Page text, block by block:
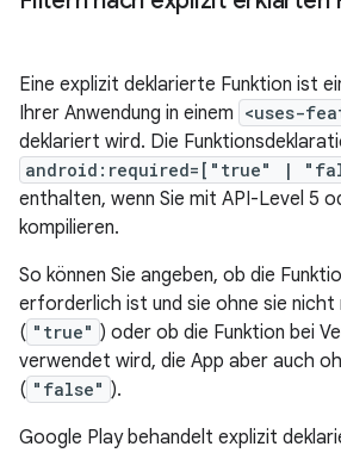
Eine explizit deklarierte Funktion ist
Ihrer Anwendung in einem <uses-
deklariert wird. Die
android:required=["true" |
enthalten, wenn Sie mit API-Level 5
kompilieren.
So können Sie angeben, ob die
erforderlich ist und sie ohne sie
( "true" ) oder ob die Funktion bei
verwendet wird, die App aber auch
( "false" ).
Google Play behandelt explizit